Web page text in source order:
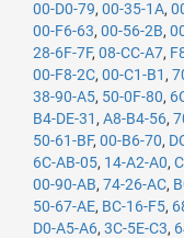
00-D0-79, 00-35-1A,
00-F6-63, 00-56-2B,
28-6F-7F, 08-CC-A7,
00-F8-2C, 00-C1-B1 ,
38-90-A5, 50-0F-80,
B4-DE-31 , A8-B4-56,
50-61-BF, 00-B6-70,
6C-AB-05, 14-A2-A0,
00-90-AB, 74-26-AC,
50-67-AE, BC-16-F5,
D0-A5-A6, 3C-5E-C3,